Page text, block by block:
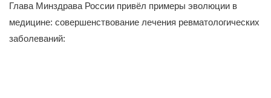
Глава Минздрава России привёл примеры эволюции в
медицине: совершенствование лечения ревматологических
заболеваний: